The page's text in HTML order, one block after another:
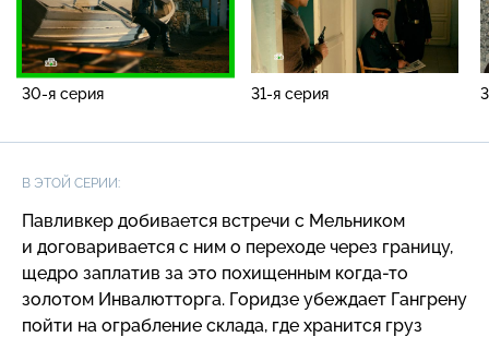
30-я серия 31-я серия
В ЭТОЙ СЕРИИ:
Павливкер добивается встречи с Мельником
и договаривается с ним о переходе через границу,
щедро заплатив за это похищенным когда-то
золотом Инвалютторга. Горидзе убеждает Гангрену
пойти на ограбление склада, где хранится груз